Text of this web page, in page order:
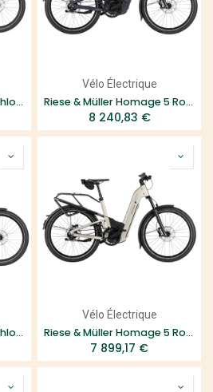
Riese & Müller Delite 5 Rohloff HS
Vélo Électrique
Riese & Müller Homage 5 Rohloff HS
8 240,83 €
Riese & Müller Delite 5 Rohloff
Vélo Électrique
Riese & Müller Homage 5 Rohloff
7 899,17 €